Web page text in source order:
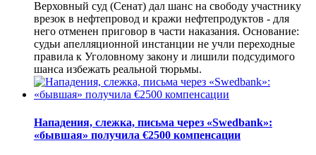
Верховный суд (Сенат) дал шанс на свободу участнику
врезок в нефтепровод и кражи нефтепродуктов - для
него отменен приговор в части наказания. Основание:
судьи апелляционной инстанции не учли переходные
правила к Уголовному закону и лишили подсудимого
шанса избежать реальной тюрьмы.
Нападения, слежка, письма через «Swedbank»:
«бывшая» получила €2500 компенсации